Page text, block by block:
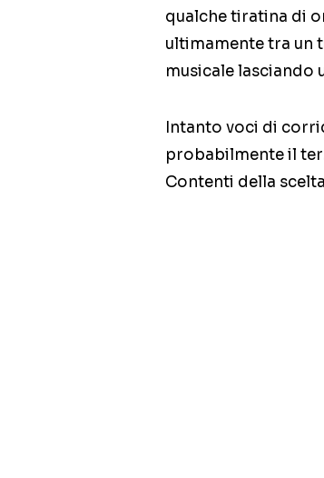
qualche tiratina di
ultimamente tra un
musicale lasciando
Intanto voci di
probabilmente il
Contenti della